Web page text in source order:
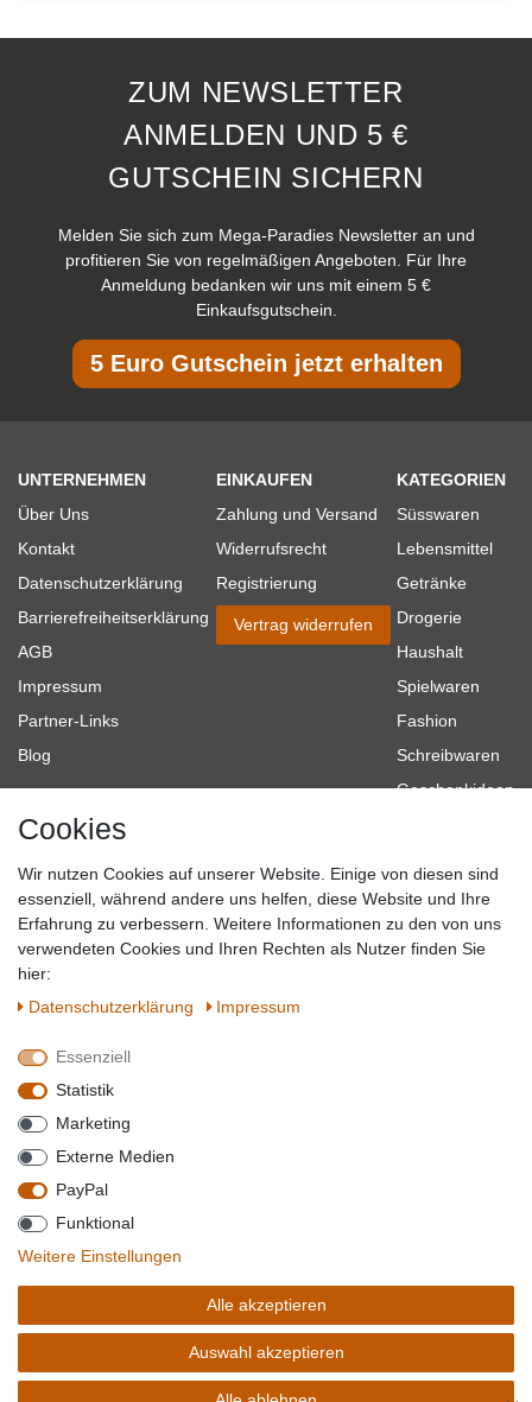
ZUM NEWSLETTER
ANMELDEN UND 5 €
GUTSCHEIN SICHERN
Melden Sie sich zum Mega-Paradies Newsletter an und
profitieren Sie von regelmäßigen Angeboten. Für Ihre
Anmeldung bedanken wir uns mit einem 5 €
Einkaufsgutschein.
5 Euro Gutschein jetzt erhalten
UNTERNEHMEN
Über Uns
Kontakt
Datenschutzerklärung
Barrierefreiheitserklärung
AGB
Impressum
Partner-Links
Blog
EINKAUFEN
Zahlung und Versand
Widerrufsrecht
Registrierung
Vertrag widerrufen
KATEGORIEN
Süsswaren
Lebensmittel
Getränke
Drogerie
Haushalt
Spielwaren
Fashion
Schreibwaren
Geschenkideen
Topmarken
SICHER EINKAUFEN
QUALITÄT
WIR AKZEPTIEREN
*Alle Preise verstehen sich inkl. MwSt. zzgl. Versandkosten. **Gilt für Lieferungen
innerhalb deutschlands, Lieferzeiten für andere Länder entnehmen Sie bitte der
Schaltfäche mit denVersandinformationen. *** Bei den ausgewiesenen Versandkosten
handelt es sich um die StandardVersandkostenfür Deutschland, diese ändern sich je
nach Auswahl Ihres Lieferlandes.
Copyright 2020 © Mega-Paradies GmbH | Alle Rechte vorbehalten.
Cookies
Wir nutzen Cookies auf unserer Website. Einige von diesen sind
essenziell, während andere uns helfen, diese Website und Ihre
Erfahrung zu verbessern. Weitere Informationen zu den von uns
verwendeten Cookies und Ihren Rechten als Nutzer finden Sie
hier:
Daten­schutz­erklärung
Impressum
Essenziell
Statistik
Marketing
Externe Medien
PayPal
Funktional
Weitere Einstellungen
Alle akzeptieren
Auswahl akzeptieren